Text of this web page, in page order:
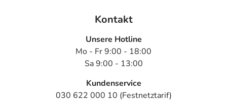
Kontakt
Unsere Hotline
Mo - Fr 9:00 - 18:00
Sa 9:00 - 13:00
Kundenservice
030 622 000 10 (Festnetztarif)